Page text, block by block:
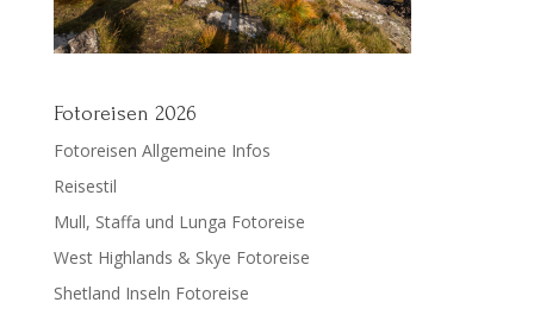
Fotoreisen 2026
Fotoreisen Allgemeine Infos
Reisestil
Mull, Staffa und Lunga Fotoreise
West Highlands & Skye Fotoreise
Shetland Inseln Fotoreise